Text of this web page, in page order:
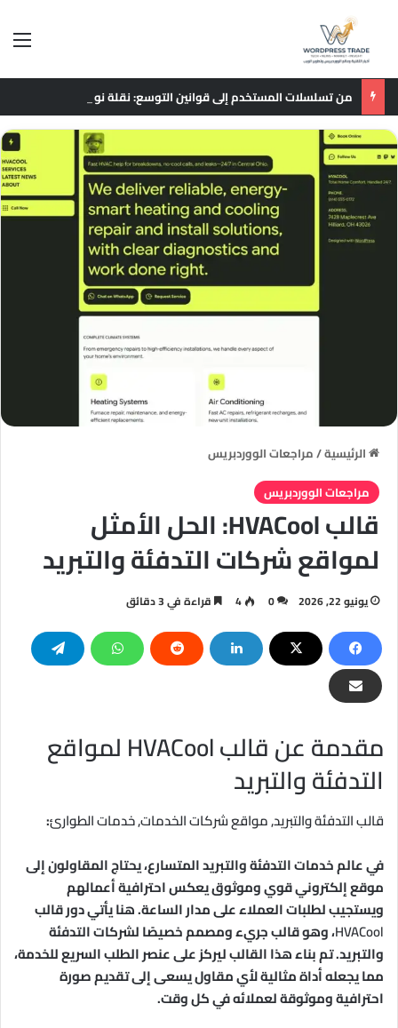
الرئيسية/مراجعات الووردبريس
مراجعات الووردبريس
قالب HVACool: الحل الأمثل
لمواقع شركات التدفئة والتبريد
يونيو 22, 2026 0
4 قراءة في 3 دقائق
مقدمة عن قالب HVACool لمواقع
التدفئة والتبريد
قالب التدفئة والتبريد, مواقع شركات الخدمات, خدمات الطوارئ:
في عالم خدمات التدفئة والتبريد المتسارع، يحتاج المقاولون إلى
موقع إلكتروني قوي وموثوق يعكس احترافية أعمالهم
ويستجيب لطلبات العملاء على مدار الساعة. هنا يأتي دور قالب
HVACool، وهو قالب جريء ومصمم خصيصًا لشركات التدفئة
والتبريد. تم بناء هذا القالب ليركز على عنصر الطلب السريع للخدمة،
مما يجعله أداة مثالية لأي مقاول يسعى إلى تقديم صورة
احترافية وموثوقة لعملائه في كل وقت.